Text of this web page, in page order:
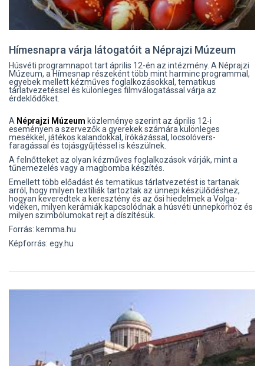
Hímesnapra várja látogatóit a Néprajzi Múzeum
Húsvéti programnapot tart április 12-én az intézmény. A Néprajzi
Múzeum, a Hímesnap részeként több mint harminc programmal,
egyebek mellett kézműves foglalkozásokkal, tematikus
tárlatvezetéssel és különleges filmválogatással várja az
érdeklődőket.
A Néprajzi Múzeum közleménye szerint az április 12-i
eseményen a szervezők a gyerekek számára különleges
mesékkel, játékos kalandokkal, írókázással, locsolóvers-
faragással és tojásgyűjtéssel is készülnek.
A felnőtteket az olyan kézműves foglalkozások várják, mint a
tűnemezelés vagy a magbomba készítés.
Emellett több előadást és tematikus tárlatvezetést is tartanak
arról, hogy milyen textíliák tartoztak az ünnepi készülődéshez,
hogyan keveredtek a keresztény és az ősi hiedelmek a Volga-
vidéken, milyen kerámiák kapcsolódnak a húsvéti ünnepkörhöz és
milyen szimbólumokat rejt a díszítésük.
Forrás: kemma.hu
Képforrás: egy.hu